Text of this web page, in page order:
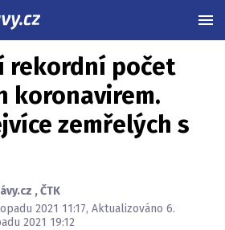
rekordní počet
koronavirem.
zemřelých s
,ČTK
2021 11:17, Aktualizováno 6.
2021 19:12